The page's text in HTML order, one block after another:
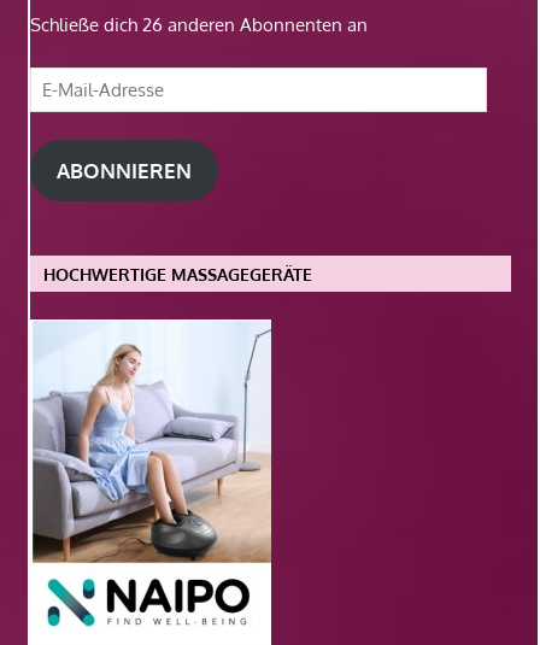
Schließe dich 26 anderen Abonnenten an
E-
Mail-
Adresse
ABONNIEREN
HOCHWERTIGE MASSAGEGERÄTE